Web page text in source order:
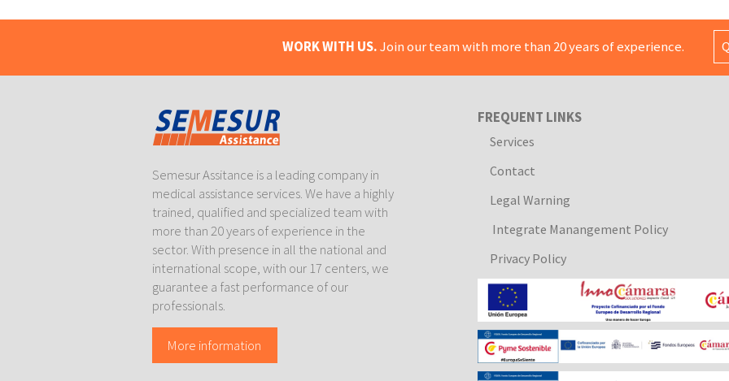
WORK WITH US.Join our team with more than 20 years of experience.
Semesur Assitance is a leading company in
medical assistance services. We have a highly
trained, qualified and specialized team with
more than 20 years of experience in the
sector. With presence in all the national and
international scope, with our 17 centers, we
guarantee a fast performance of our
professionals.
More information
FREQUENT LINKS
Services
Contact
Legal Warning
Integrate Manangement Policy
Privacy Policy